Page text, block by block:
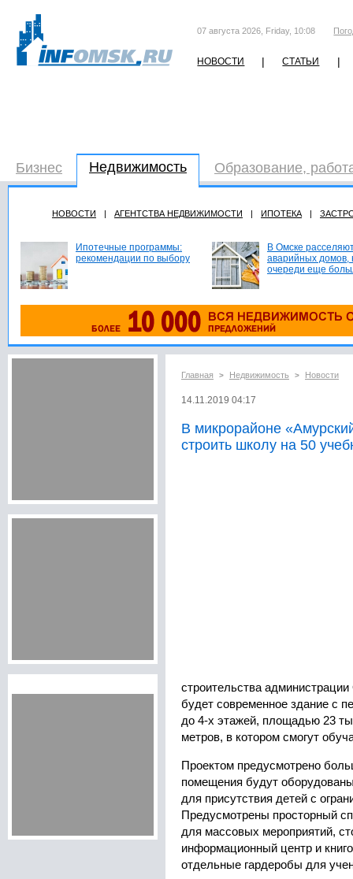
07 августа 2026, Friday, 10:08
НОВОСТИ | СТАТЬИ |
Бизнес Недвижимость Образование,
НОВОСТИ | АГЕНТСТВА НЕДВИЖИМОСТИ | ИПОТЕКА |
Ипотечные программы:
рекомендации по выбору
В Омске
аварийных домов,
очереди еще
Главная > Недвижимость > Новости
14.11.2019 04:17
В микрорайоне
строить школу на 50
строительства
будет современное здание с
до 4-х этажей, площадью 23
метров, в котором смогут
Проектом предусмотрено
помещения будут
для присутствия детей с
Предусмотрены просторный
для массовых мероприятий,
информационный центр и
отдельные гардеробы для